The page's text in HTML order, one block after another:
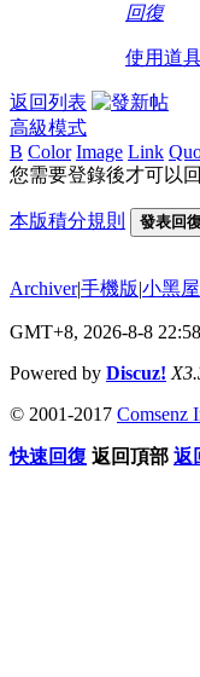
回復
使用道
返回列表
高級模式
B Color Image Link
您需要登錄後才可以
本版積分規則 發表回
Archiver|手機版|小黑屋
GMT+8, 2026-8-8 22:58
Powered by Discuz!
© 2001-2017 Comsenz
快速回復 返回頂部 返